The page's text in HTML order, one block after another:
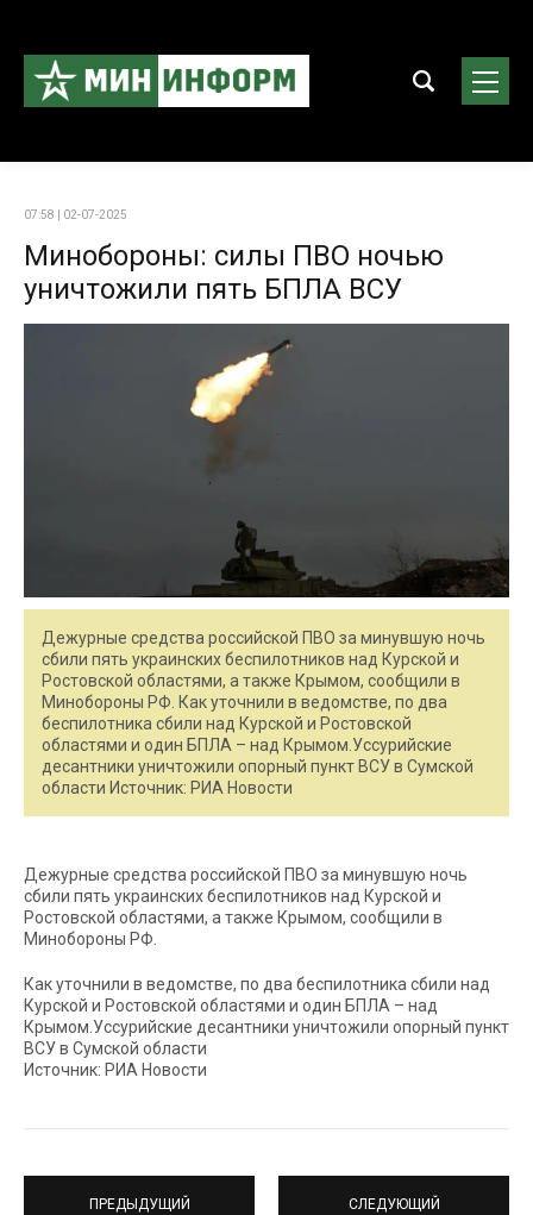
07:58 | 02-07-2025
Минобороны: силы ПВО ночью
уничтожили пять БПЛА ВСУ
Дежурные средства российской ПВО за минувшую ночь
сбили пять украинских беспилотников над Курской и
Ростовской областями, а также Крымом, сообщили в
Минобороны РФ. Как уточнили в ведомстве, по два
беспилотника сбили над Курской и Ростовской
областями и один БПЛА – над Крымом.Уссурийские
десантники уничтожили опорный пункт ВСУ в Сумской
области Источник: РИА Новости
Дежурные средства российской ПВО за минувшую ночь
сбили пять украинских беспилотников над Курской и
Ростовской областями, а также Крымом, сообщили в
Минобороны РФ.
Как уточнили в ведомстве, по два беспилотника сбили над
Курской и Ростовской областями и один БПЛА – над
Крымом.Уссурийские десантники уничтожили опорный пункт
ВСУ в Сумской области
Источник: РИА Новости
ПРЕДЫДУЩИЙ СЛЕДУЮЩИЙ